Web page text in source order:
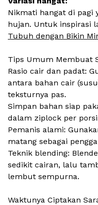
Nikmati hangat di pagi
hujan. Untuk inspirasi
Tubuh dengan Bikin
Tips Umum Membuat
Rasio cair dan padat:
antara bahan cair
teksturnya pas.
Simpan bahan siap
dalam ziplock per
Pemanis alami:
matang sebagai
Teknik blending:
sedikit cairan, lalu
lembut sempurna.
Waktunya Ciptakan